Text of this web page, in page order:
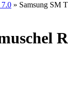
7.0 » Samsung SM